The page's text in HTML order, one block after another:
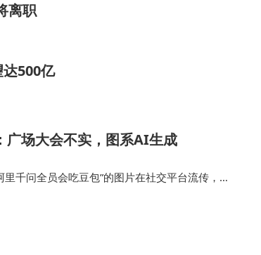
离职
500亿
广场大会不实，图系AI生成
千问全员会吃豆包”的图片在社交平台流传，引